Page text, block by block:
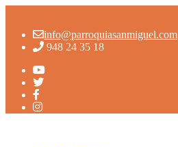
info@parroquiasanmiguel.com
948 24 35 18